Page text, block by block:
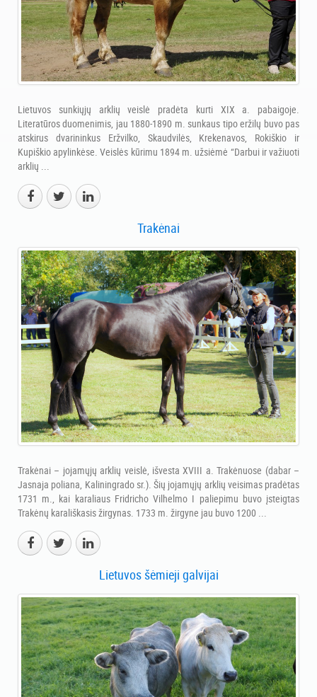
Lietuvos sunkiųjų arklių veislė pradėta kurti XIX a. pabaigoje.
Literatūros duomenimis, jau 1880-1890 m. sunkaus tipo eržilų buvo pas
atskirus dvarininkus Eržvilko, Skaudvilės, Krekenavos, Rokiškio ir
Kupiškio apylinkėse. Veislės kūrimu 1894 m. užsiėmė “Darbui ir važiuoti
arklių ...
Trakėnai
Trakėnai – jojamųjų arklių veislė, išvesta XVIII a. Trakėnuose (dabar –
Jasnaja poliana, Kaliningrado sr.). Šių jojamųjų arklių veisimas pradėtas
1731 m., kai karaliaus Fridricho Vilhelmo I paliepimu buvo įsteigtas
Trakėnų karališkasis žirgynas. 1733 m. žirgyne jau buvo 1200 ...
Lietuvos šėmieji galvijai